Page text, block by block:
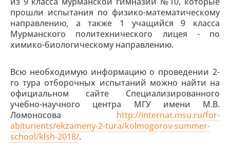
прошли испытания по физико-математическому
направлению, а также 1 учащийся 9 класса
Мурманского политехнического лицея - по
химико-биологическому направлению.
Всю необходимую информацию о проведении 2-
го тура отборочных испытаний можно найти на
официальном сайте Специализированного
учебно-научного центра МГУ имени М.В.
Ломоносова http://internat.msu.ru/for-
abiturients/ekzameny-2-tura/kolmogorov-summer-
school/klsh-2018/.